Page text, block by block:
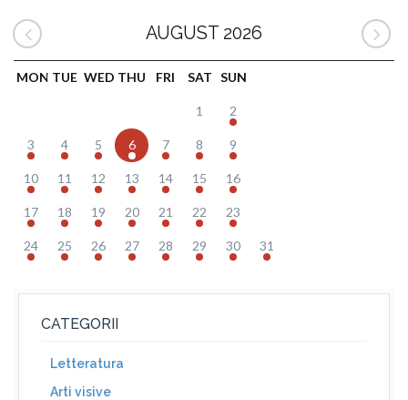
AUGUST 2026
MON TUE WED THU FRI SAT SUN
1 2
3 4 5 6 7 8 9
10 11 12 13 14 15 16
17 18 19 20 21 22 23
24 25 26 27 28 29 30 31
CATEGORII
Letteratura
Arti visive